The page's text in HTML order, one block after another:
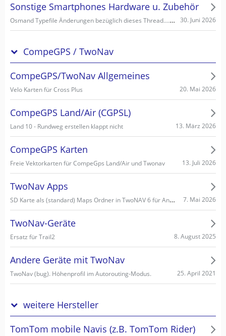
Sonstige Smartphones Hardware u. Zubehör
Osmand Typefile Änderungen bezüglich dieses Thread....., mögliche Fehlerquelle warum es nicht gehen kann... 30. Juni 2026
CompeGPS / TwoNav
CompeGPS/TwoNav Allgemeines
Velo Karten für Cross Plus 20. Mai 2026
CompeGPS Land/Air (CGPSL)
Land 10 - Rundweg erstellen klappt nicht 13. März 2026
CompeGPS Karten
Freie Vektorkarten für CompeGps Land/Air und Twonav 13. Juli 2026
TwoNav Apps
SD Karte als (standard) Maps Ordner in TwoNAV 6 für Android einstellen/wählen 7. Mai 2026
TwoNav-Geräte
Ersatz für Trail2 8. August 2025
Andere Geräte mit TwoNav
TwoNav (bug). Höhenprofil im Autorouting-Modus. 25. April 2021
weitere Hersteller
TomTom mobile Navis (z.B. TomTom Rider)